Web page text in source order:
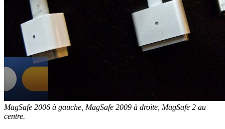
MagSafe 2006 à gauche, MagSafe 2009 à droite, MagSafe 2 au
centre.